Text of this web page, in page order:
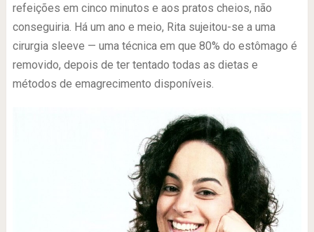
refeições em cinco minutos e aos pratos cheios, não
conseguiria. Há um ano e meio, Rita sujeitou-se a uma
cirurgia sleeve — uma técnica em que 80% do estômago é
removido, depois de ter tentado todas as dietas e
métodos de emagrecimento disponíveis.